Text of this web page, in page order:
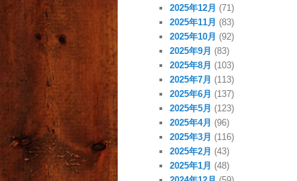
2025年12月 (71)
2025年11月 (83)
2025年10月 (92)
2025年9月 (83)
2025年8月 (103)
2025年7月 (113)
2025年6月 (137)
2025年5月 (123)
2025年4月 (96)
2025年3月 (116)
2025年2月 (43)
2025年1月 (48)